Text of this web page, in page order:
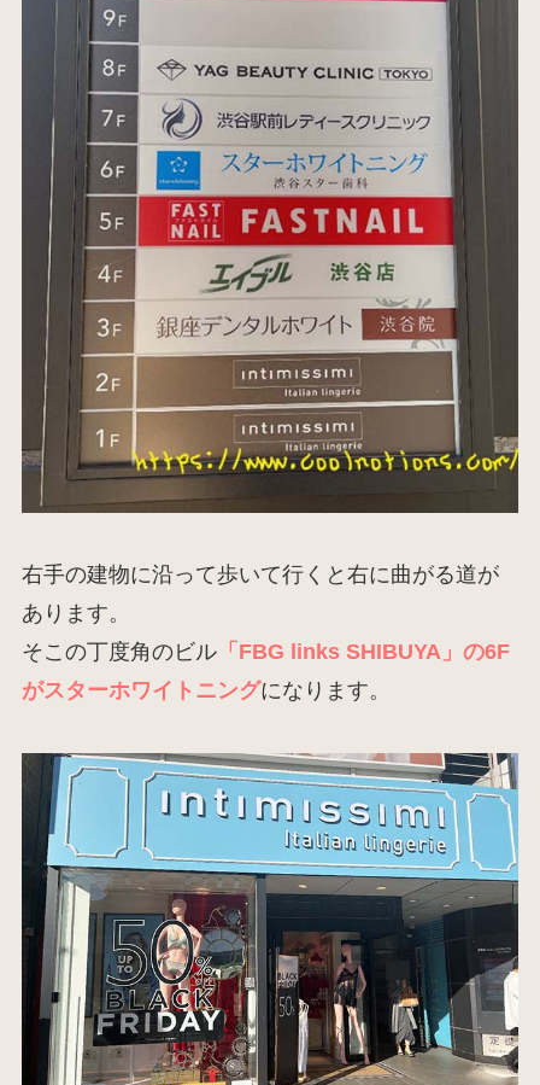
右手の建物に沿って歩いて行くと右に曲がる道が
あります。
そこの丁度角のビル「FBG links SHIBUYA」の6F
がスターホワイトニングになります。